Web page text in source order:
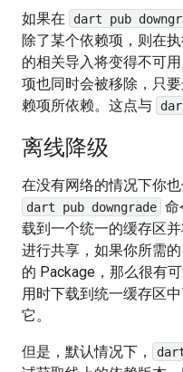
如果在 dart pub
除了某个依赖项，则在
的相关导入将变得不可
项也同时会被移除，只
赖项所依赖。这点与
离线降级
在没有网络的情况下你
dart pub downgrade 命
载到一个统一的缓存区
进行共享，如果你所需
的 Package，那么很有
用时下载到统一缓存区
它。
但是，默认情况下，